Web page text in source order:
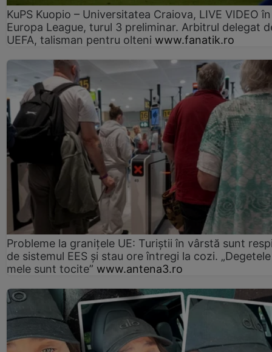
KuPS Kuopio – Universitatea Craiova, LIVE VIDEO în
Europa League, turul 3 preliminar. Arbitrul delegat
UEFA, talisman pentru olteni www.fanatik.ro
Probleme la granițele UE: Turiștii în vârstă sunt
de sistemul EES și stau ore întregi la cozi. „Degetele
mele sunt tocite” www.antena3.ro